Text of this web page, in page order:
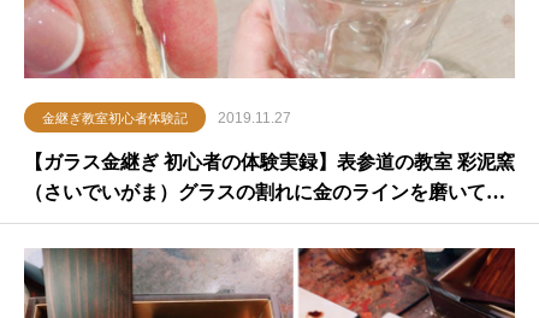
金継ぎ教室初心者体験記 2019.11.27
【ガラス金継ぎ 初心者の体験実録】表参道の教室 彩泥窯
（さいでいがま）グラスの割れに金のラインを磨いて完
成！